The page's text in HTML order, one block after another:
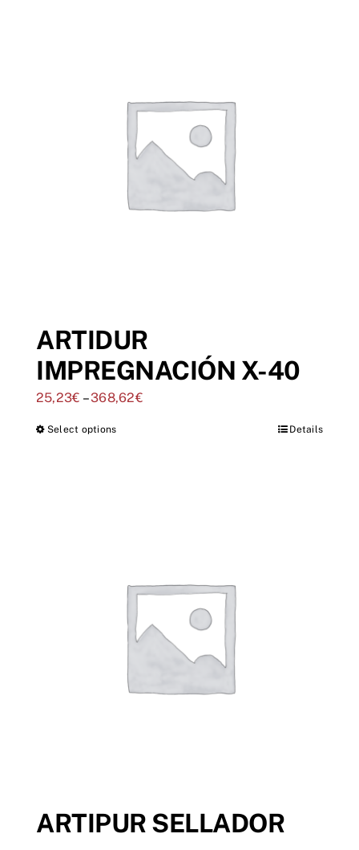
ARTIDUR
IMPREGNACIÓN X-40
25,23€ –368,62€
Select options Details
ARTIPUR SELLADOR